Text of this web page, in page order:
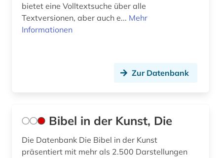
bietet eine Volltextsuche über alle
Textversionen, aber auch e... Mehr
Informationen
Zur Datenbank
Bibel in der Kunst, Die
Die Datenbank Die Bibel in der Kunst
präsentiert mit mehr als 2.500 Darstellungen